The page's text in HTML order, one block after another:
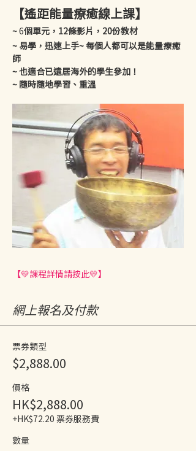
【遙距能量療癒線上課】
~ 6個單元，12條影片，20份教材
~ 易學，迅速上手~ 每個人都可以是能量療癒
師
~ 也適合已遠居海外的學生參加！
~ 隨時隨地學習、重溫
【💛課程詳情請按此💛】
網上報名及付款
票券類型
$2,888.00
價格
HK$2,888.00
+HK$72.20 票券服務費
數量